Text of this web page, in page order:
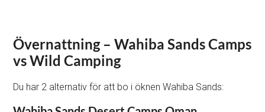
Övernattning – Wahiba Sands Camps
vs Wild Camping
Du har 2 alternativ för att bo i öknen Wahiba Sands: